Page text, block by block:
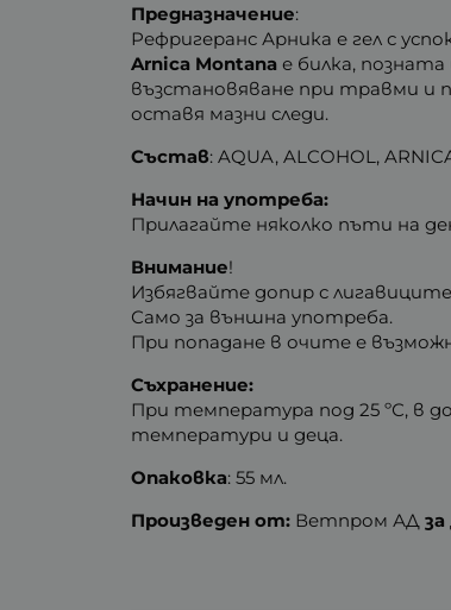
Предназначение:
Рефригеранс Арника е гел с
Arnica Montana е билка,
възстановяване при травми и
оставя мазни следи.
Състав: AQUA, ALCOHOL,
Начин на употреба:
Прилагайте няколко пъти на
Внимание!
Избягвайте допир с
Само за външна употреба.
При попадане в очите е
Съхранение:
При температура под 25 ºС, в
температури и деца.
Опаковка: 55 мл.
Произведен от: Ветпром АДза